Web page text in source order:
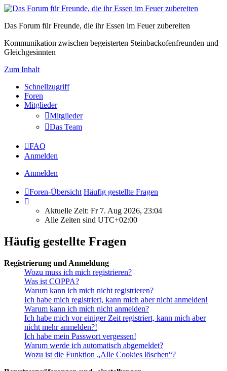
Das Forum für Freunde, die ihr Essen im Feuer zubereiten
Kommunikation zwischen begeisterten Steinbackofenfreunden und
Gleichgesinnten
Zum Inhalt
Schnellzugriff
Foren
Mitglieder
Mitglieder
Das Team
FAQ
Anmelden
Anmelden
Foren-Übersicht Häufig gestellte Fragen
Aktuelle Zeit: Fr 7. Aug 2026, 23:04
Alle Zeiten sind UTC+02:00
Häufig gestellte Fragen
Registrierung und Anmeldung
Wozu muss ich mich registrieren?
Was ist COPPA?
Warum kann ich mich nicht registrieren?
Ich habe mich registriert, kann mich aber nicht anmelden!
Warum kann ich mich nicht anmelden?
Ich habe mich vor einiger Zeit registriert, kann mich aber
nicht mehr anmelden?!
Ich habe mein Passwort vergessen!
Warum werde ich automatisch abgemeldet?
Wozu ist die Funktion „Alle Cookies löschen“?